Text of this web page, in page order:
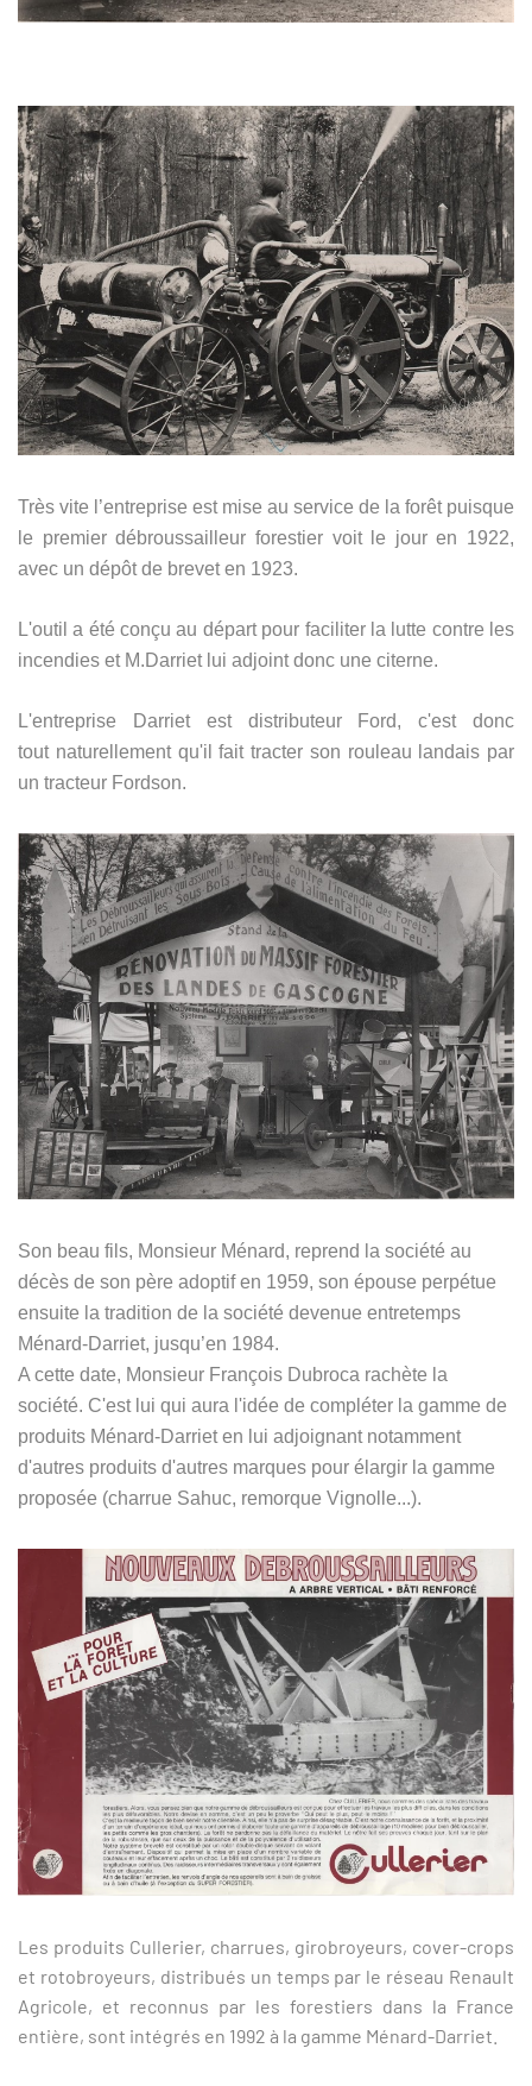
Très vite l’entreprise est mise au service de la forêt puisque
le premier débroussailleur forestier voit le jour en 1922,
avec un dépôt de brevet en 1923.
L'outil a été conçu au départ pour faciliter la lutte contre les
incendies et M.Darriet lui adjoint donc une citerne.
L'entreprise Darriet est distributeur Ford, c'est donc
tout naturellement qu'il fait tracter son rouleau landais par
un tracteur Fordson.
Son beau fils, Monsieur Ménard, reprend la société au
décès de son père adoptif en 1959, son épouse perpétue
ensuite la tradition de la société devenue entretemps
Ménard-Darriet, jusqu’en 1984.
A cette date, Monsieur François Dubroca rachète la
société. C'est lui qui aura l'idée de compléter la gamme de
produits Ménard-Darriet en lui adjoignant notamment
d'autres produits d'autres marques pour élargir la gamme
proposée (charrue Sahuc, remorque Vignolle...).
Les produits Cullerier, charrues, girobroyeurs, cover-crops
et rotobroyeurs, distribués un temps par le réseau Renault
Agricole, et reconnus par les forestiers dans la France
entière, sont intégrés en 1992 à la gamme Ménard-Darriet.